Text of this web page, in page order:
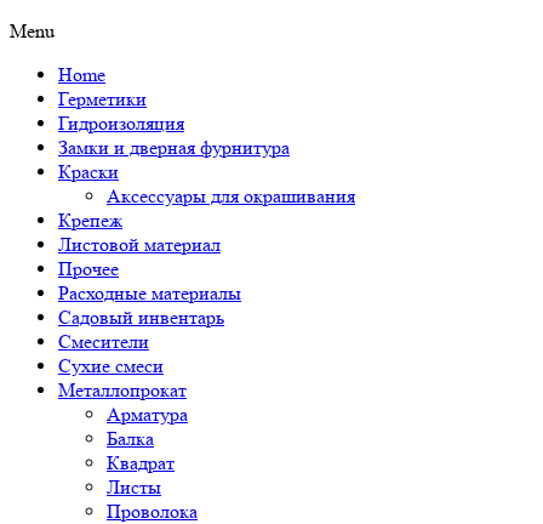
Menu
Home
Герметики
Гидроизоляция
Замки и дверная фурнитура
Краски
Аксессуары для окрашивания
Крепеж
Листовой материал
Прочее
Расходные материалы
Садовый инвентарь
Смесители
Сухие смеси
Металлопрокат
Арматура
Балка
Квадрат
Листы
Проволока